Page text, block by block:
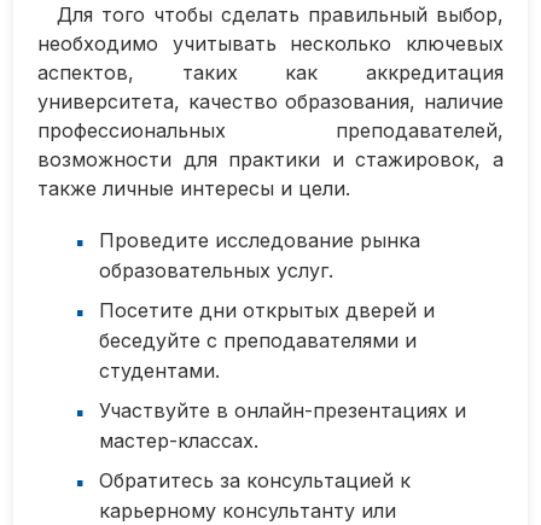
Для того чтобы сделать правильный выбор,
необходимо учитывать несколько ключевых
аспектов, таких как аккредитация
университета, качество образования, наличие
профессиональных преподавателей,
возможности для практики и стажировок, а
также личные интересы и цели.
Проведите исследование рынка
образовательных услуг.
Посетите дни открытых дверей и
беседуйте с преподавателями и
студентами.
Участвуйте в онлайн-презентациях и
мастер-классах.
Обратитесь за консультацией к
карьерному консультанту или